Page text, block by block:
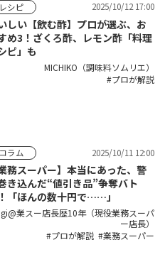
レシピ 2025/10/12 17:00
しい【飲む酢】プロが選ぶ、お
め3！ざくろ酢、レモン酢「料理
ピ」も
MICHIKO（調味料ソムリエ）
プロが解説
コラム 2025/10/11 12:00
業務スーパー】本当にあった、警
き込んだ“値引き品”争奪バト
「ほんの数十円で……」
業スー店長歴10年（現役業務スーパ
ー店長）
プロが解説
業務スーパー